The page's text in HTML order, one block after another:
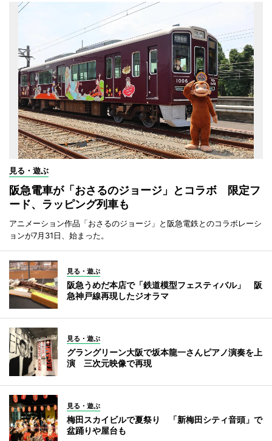
見る・遊ぶ
阪急電車が「おさるのジョージ」とコラボ 限定フ
ード、ラッピング列車も
アニメーション作品「おさるのジョージ」と阪急電鉄とのコラボレーシ
ョンが7月31日、始まった。
見る・遊ぶ
阪急うめだ本店で「鉄道模型フェスティバル」 阪
急神戸線再現したジオラマ
見る・遊ぶ
グラングリーン大阪で坂本龍一さんピアノ演奏を上
演 三次元映像で再現
見る・遊ぶ
梅田スカイビルで夏祭り 「新梅田シティ音頭」で
盆踊りや屋台も